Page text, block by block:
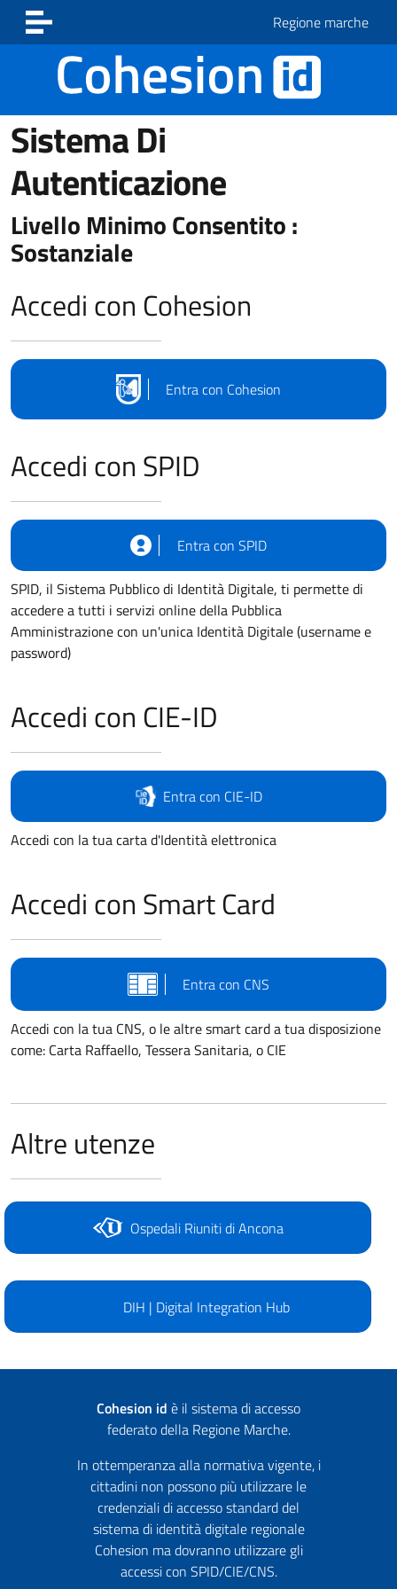
Vai ai contenuti
Vai al footer
Regione marche
Sistema Di
Autenticazione
Livello Minimo Consentito :
Sostanziale
Accedi con Cohesion
Entra con Cohesion
Accedi con SPID
Entra con SPID
SPID, il Sistema Pubblico di Identità Digitale, ti permette di
accedere a tutti i servizi online della Pubblica
Amministrazione con un'unica Identità Digitale (username e
password)
Accedi con CIE-ID
Entra con CIE-ID
Accedi con la tua carta d'Identità elettronica
Accedi con Smart Card
Entra con CNS
Accedi con la tua CNS, o le altre smart card a tua disposizione
come: Carta Raffaello, Tessera Sanitaria, o CIE
Altre utenze
Ospedali Riuniti di Ancona
DIH | Digital Integration Hub
Cohesion id è il sistema di accesso
federato della Regione Marche.
In ottemperanza alla normativa vigente, i
cittadini non possono più utilizzare le
credenziali di accesso standard del
sistema di identità digitale regionale
Cohesion ma dovranno utilizzare gli
accessi con SPID/CIE/CNS.